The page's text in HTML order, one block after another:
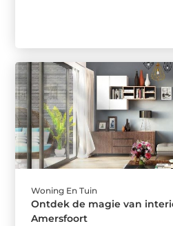
Woning En Tuin
Ontdek de magie van
Amersfoort